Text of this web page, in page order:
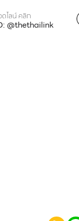
ดไลน์ คลิก
@thethailink